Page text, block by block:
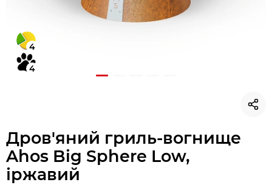
4
4
Дров'яний гриль-вогнище
Ahos Big Sphere Low,
іржавий